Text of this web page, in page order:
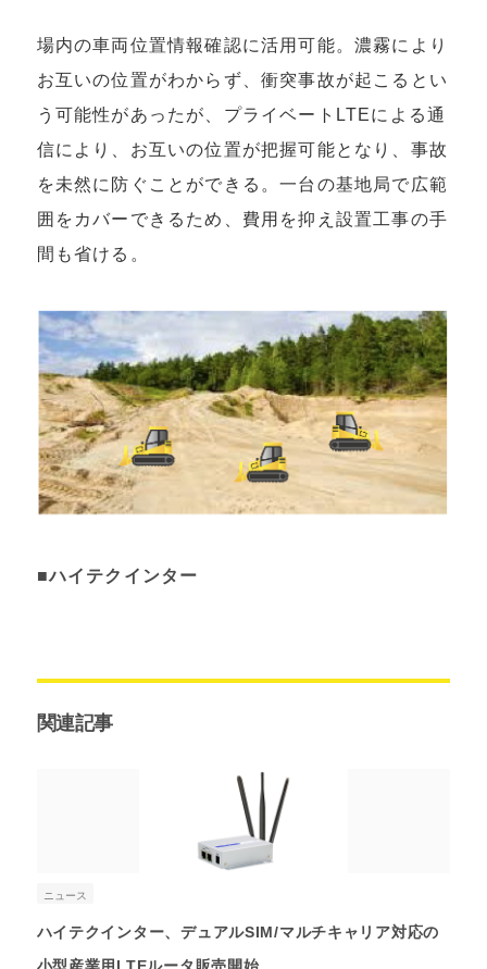
場内の車両位置情報確認に活用可能。濃霧により
お互いの位置がわからず、衝突事故が起こるとい
う可能性があったが、プライベートLTEによる通
信により、お互いの位置が把握可能となり、事故
を未然に防ぐことができる。一台の基地局で広範
囲をカバーできるため、費用を抑え設置工事の手
間も省ける。
■ハイテクインター
関連記事
ニュース
ハイテクインター、デュアルSIM/マルチキャリア対応の